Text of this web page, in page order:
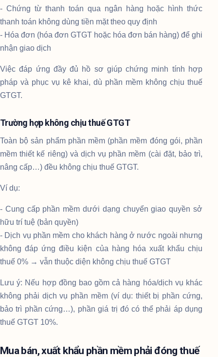
- Chứng từ thanh toán qua ngân hàng hoặc hình thức
thanh toán không dùng tiền mặt theo quy định
- Hóa đơn (hóa đơn GTGT hoặc hóa đơn bán hàng) để ghi
nhận giao dịch
Việc đáp ứng đầy đủ hồ sơ giúp chứng minh tính hợp
pháp và phục vụ kê khai, dù phần mềm không chịu thuế
GTGT.
Trường hợp không chịu thuế GTGT
Toàn bộ sản phẩm phần mềm (phần mềm đóng gói, phần
mềm thiết kế riêng) và dịch vụ phần mềm (cài đặt, bảo trì,
nâng cấp…) đều không chịu thuế GTGT.
Ví dụ:
- Cung cấp phần mềm dưới dạng chuyển giao quyền sở
hữu trí tuệ (bản quyền)
- Dịch vụ phần mềm cho khách hàng ở nước ngoài nhưng
không đáp ứng điều kiện của hàng hóa xuất khẩu chịu
thuế 0% → vẫn thuộc diện không chịu thuế GTGT
Lưu ý: Nếu hợp đồng bao gồm cả hàng hóa/dịch vụ khác
không phải dịch vụ phần mềm (ví dụ: thiết bị phần cứng,
bảo trì phần cứng…), phần giá trị đó có thể phải áp dụng
thuế GTGT 10%.
Mua bán, xuất khẩu phần mềm phải đóng thuế